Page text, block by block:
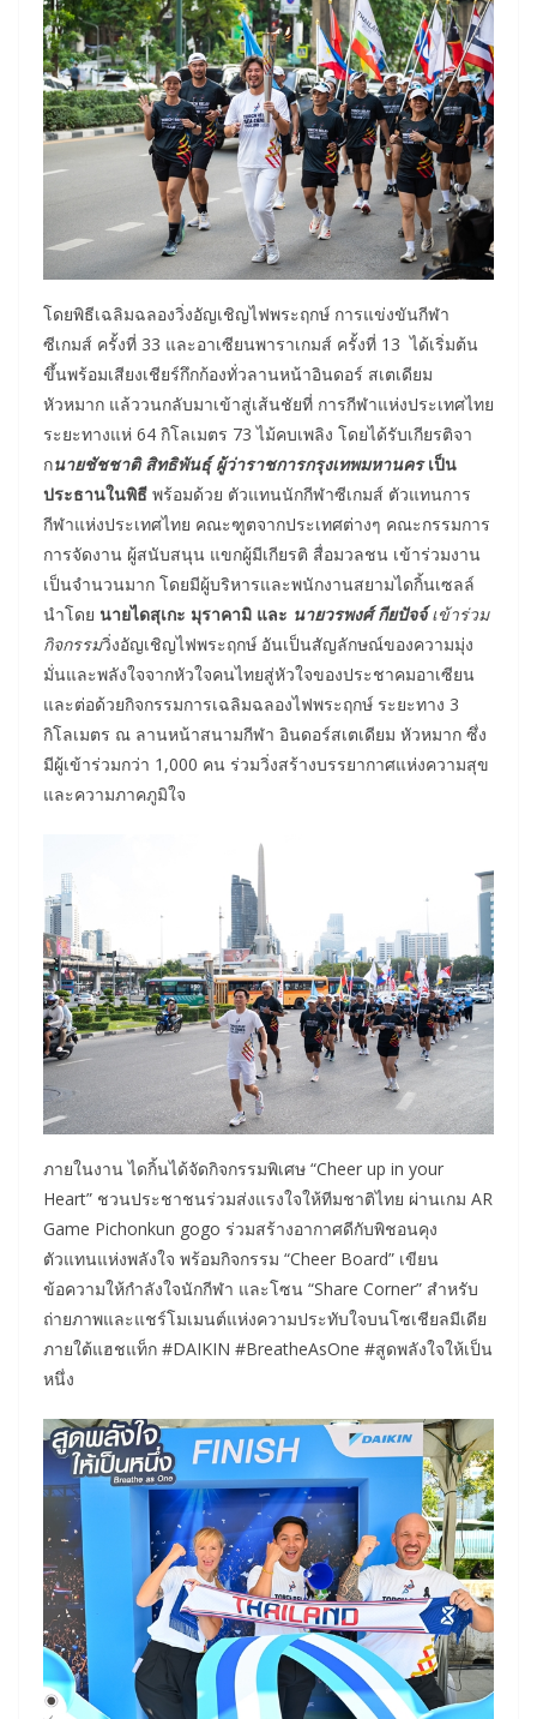
โดยพิธีเฉลิมฉลองวิ่งอัญเชิญไฟพระฤกษ์ การแข่งขันกีฬา
ซีเกมส์ ครั้งที่ 33 และอาเซียนพาราเกมส์ ครั้งที่ 13 ได้เริ่มต้น
ขึ้นพร้อมเสียงเชียร์กึกก้องทั่วลานหน้าอินดอร์ สเตเดียม
หัวหมาก แล้ววนกลับมาเข้าสู่เส้นชัยที่ การกีฬาแห่งประเทศไทย
ระยะทางแห่ 64 กิโลเมตร 73 ไม้คบเพลิง โดยได้รับเกียรติจา
กนายชัชชาติ สิทธิพันธุ์ ผู้ว่าราชการกรุงเทพมหานครเป็น
ประธานในพิธี พร้อมด้วย ตัวแทนนักกีฬาซีเกมส์ ตัวแทนการ
กีฬาแห่งประเทศไทย คณะฑูตจากประเทศต่างๆ คณะกรรมการ
การจัดงาน ผู้สนับสนุน แขกผู้มีเกียรติ สื่อมวลชน เข้าร่วมงาน
เป็นจำนวนมาก โดยมีผู้บริหารและพนักงานสยามไดกิ้นเซลล์
นำโดย นายไดสุเกะ มุราคามิ และ นายวรพงศ์ กียปัจจ์เข้าร่วม
กิจกรรมวิ่งอัญเชิญไฟพระฤกษ์ อันเป็นสัญลักษณ์ของความมุ่ง
มั่นและพลังใจจากหัวใจคนไทยสู่หัวใจของประชาคมอาเซียน
และต่อด้วยกิจกรรมการเฉลิมฉลองไฟพระฤกษ์ ระยะทาง 3
กิโลเมตร ณ ลานหน้าสนามกีฬา อินดอร์สเตเดียม หัวหมาก ซึ่ง
มีผู้เข้าร่วมกว่า 1,000 คน ร่วมวิ่งสร้างบรรยากาศแห่งความสุข
และความภาคภูมิใจ
ภายในงาน ไดกิ้นได้จัดกิจกรรมพิเศษ “Cheer up in your
Heart” ชวนประชาชนร่วมส่งแรงใจให้ทีมชาติไทย ผ่านเกม AR
Game Pichonkun gogo ร่วมสร้างอากาศดีกับพิชอนคุง
ตัวแทนแห่งพลังใจ พร้อมกิจกรรม “Cheer Board” เขียน
ข้อความให้กำลังใจนักกีฬา และโซน “Share Corner” สำหรับ
ถ่ายภาพและแชร์โมเมนต์แห่งความประทับใจบนโซเชียลมีเดีย
ภายใต้แฮชแท็ก #DAIKIN #BreatheAsOne #สูดพลังใจให้เป็น
หนึ่ง